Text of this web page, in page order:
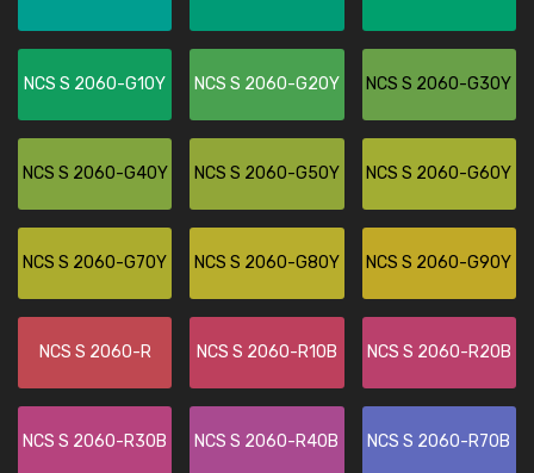
NCS S 2060-G10Y NCS S 2060-G20Y NCS S 2060-G30Y
NCS S 2060-G40Y NCS S 2060-G50Y NCS S 2060-G60Y
NCS S 2060-G70Y NCS S 2060-G80Y NCS S 2060-G90Y
NCS S 2060-R NCS S 2060-R10B NCS S 2060-R20B
NCS S 2060-R30B NCS S 2060-R40B NCS S 2060-R70B